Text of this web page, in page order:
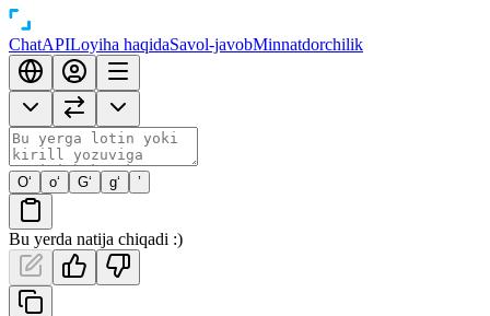
ChatAPILoyiha haqidaSavol-javobMinnatdorchilik
O‘ o‘ G‘ g‘ ’
Bu yerda natija chiqadi :)